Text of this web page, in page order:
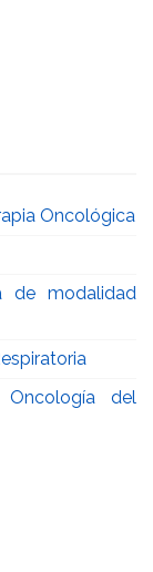
Oncológica
de modalidad
Oncología del